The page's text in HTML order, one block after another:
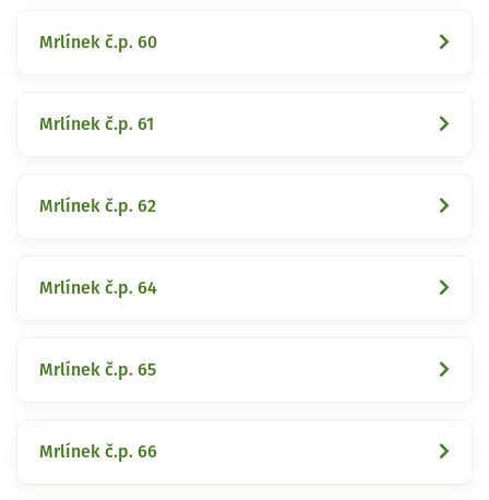
Mrlínek č.p. 60
Mrlínek č.p. 61
Mrlínek č.p. 62
Mrlínek č.p. 64
Mrlínek č.p. 65
Mrlínek č.p. 66